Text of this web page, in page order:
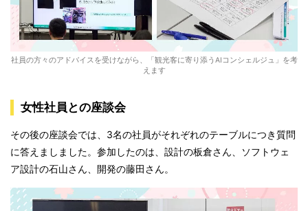
社員の方々のアドバイスを受けながら、「観光客に寄り添うAIコンシェルジュ」を考
えます
女性社員との座談会
その後の座談会では、3名の社員がそれぞれのテーブルにつき質問
に答えましました。参加したのは、設計の板倉さん、ソフトウェ
ア設計の石山さん、開発の藤田さん。